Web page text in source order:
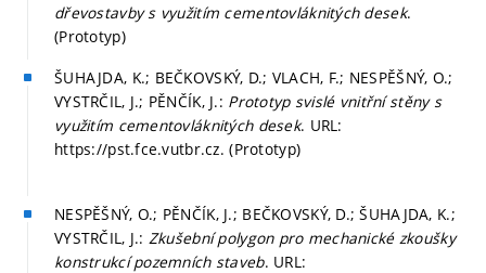
dřevostavby s využitím cementovláknitých desek.
(Prototyp)
ŠUHAJDA, K.; BEČKOVSKÝ, D.; VLACH, F.; NESPĚŠNÝ, O.;
VYSTRČIL, J.; PĚNČÍK, J.: Prototyp svislé vnitřní stěny s
využitím cementovláknitých desek. URL:
https://pst.fce.vutbr.cz. (Prototyp)
NESPĚŠNÝ, O.; PĚNČÍK, J.; BEČKOVSKÝ, D.; ŠUHAJDA, K.;
VYSTRČIL, J.: Zkušební polygon pro mechanické zkoušky
konstrukcí pozemních staveb. URL: